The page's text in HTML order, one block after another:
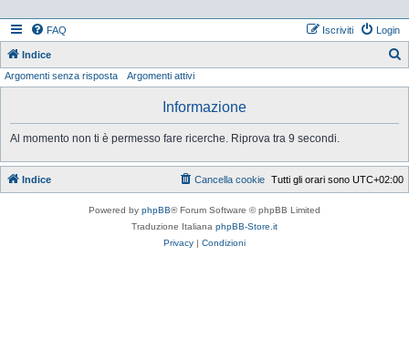
FAQ Login
Iscriviti
Indice
Argomenti senza risposta Argomenti attivi
Informazione
Al momento non ti è permesso fare ricerche. Riprova tra 9 secondi.
Indice Tutti gli orari sono UTC+02:00
Cancella cookie
Powered by phpBB® Forum Software © phpBB Limited
Traduzione Italiana phpBB-Store.it
Privacy | Condizioni